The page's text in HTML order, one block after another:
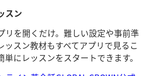
スン
リを開くだけ。難しい設定や事前準
ッスン教材もすべてアプリで見るこ
単にレッスンをスタートできます。